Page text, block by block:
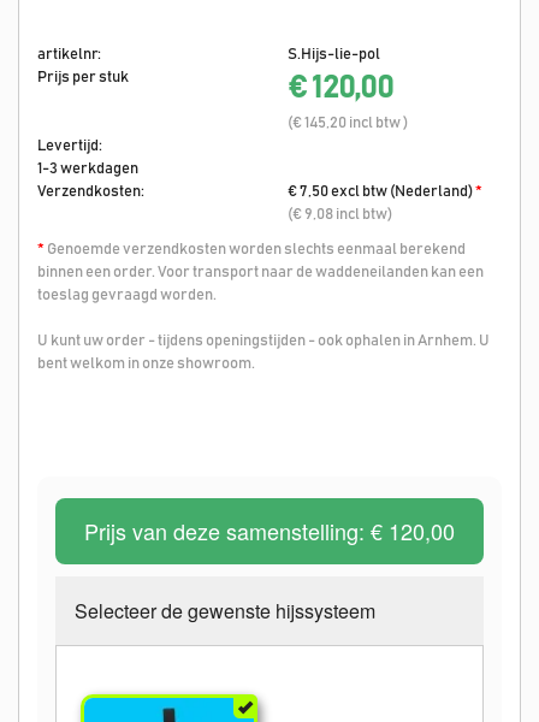
artikelnr:
S.Hijs-lie-pol
Prijs per stuk
€ 120,00
(€ 145,20 incl btw )
Levertijd:
1-3 werkdagen
Verzendkosten:
€ 7,50 excl btw (Nederland)*
(€ 9,08 incl btw)
* Genoemde verzendkosten worden slechts eenmaal berekend
binnen een order. Voor transport naar de waddeneilanden kan een
toeslag gevraagd worden.
U kunt uw order - tijdens openingstijden - ook ophalen in Arnhem. U
bent welkom in onze showroom.
Prijs van deze samenstelling: € 120,00
Selecteer de gewenste hijssysteem